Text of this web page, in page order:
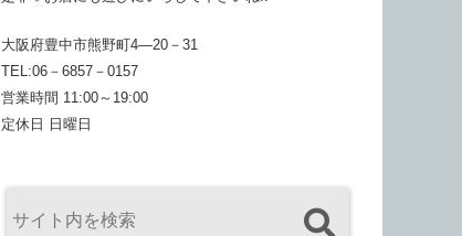
大阪府豊中市熊野町4―20－31
TEL:06－6857－0157
営業時間 11:00～19:00
定休日 日曜日